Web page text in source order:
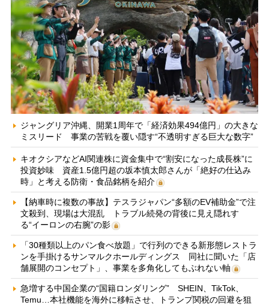
ジャングリア沖縄、開業1周年で「経済効果494億円」の大きな
ミスリード 事業の苦戦を覆い隠す“不透明すぎる巨大な数字”
キオクシアなどAI関連株に資金集中で“割安になった成長株”に
投資妙味 資産1.5億円超の坂本慎太郎さんが「絶好の仕込み
時」と考える防衛・食品銘柄を紹介
【納車時に複数の事故】テスラジャパン“多額のEV補助金”で注
文殺到、現場は大混乱 トラブル続発の背後に見え隠れす
る“イーロンの右腕”の影
「30種類以上のパン食べ放題」で行列のできる新形態レストラ
ンを手掛けるサンマルクホールディングス 同社に聞いた「店
舗展開のコンセプト」、事業を多角化してもぶれない軸
急増する中国企業の“国籍ロンダリング” SHEIN、TikTok、
Temu…本社機能を海外に移転させ、トランプ関税の回避を狙